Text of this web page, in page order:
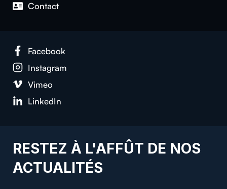
Contact
Facebook
Instagram
Vimeo
LinkedIn
RESTEZ À L'AFFÛT DE NOS
ACTUALITÉS